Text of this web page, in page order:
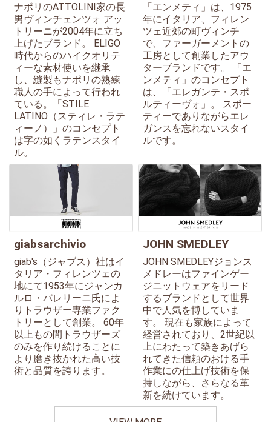
ナポリのATTOLINI家の長
男ヴィンチェンツォ アッ
トリーニが2004年に立ち
上げたブランド。 ELIGO
時代からのハイクオリテ
ィーな素材使いを継承
し、縫製もナポリの熟練
職人の手によって行われ
ている。「STILE
LATINO（スティレ・ラテ
ィーノ）」のコンセプト
は字の如くラテンスタイ
ル。
「エンメティ」は、1975
年にイタリア、フィレン
ツェ近郊の町ヴィンチ
で、ファーガーメントの
工房として創業したアウ
ターブランドです。 「エ
ンメティ」のコンセプト
は、「エレガンテ・スポ
ルティーヴォ」。 スポー
ティーでありながらエレ
ガンスを忘れないスタイ
ルです。
giabsarchivio
giab's（ジャブス）社はイ
タリア・フィレンツェの
地にて1953年にジャンカ
ルロ・バレリーニ氏によ
りトラウザー専業ファク
トリーとして創業。 60年
以上もの間トラウザーズ
のみを作り続けることに
より磨き抜かれた高い技
術と品質を誇ります。
JOHN SMEDLEY
JOHN SMEDLEYジョンス
メドレーはファインゲー
ジニットウェアをリード
するブランドとして世界
中で人気を博していま
す。 現在も家族によって
経営されており、2世紀以
上にわたって築きあげら
れてきた信頼のおける手
作業にの仕上げ技術を保
持しながら、さらなる革
新を続けています。